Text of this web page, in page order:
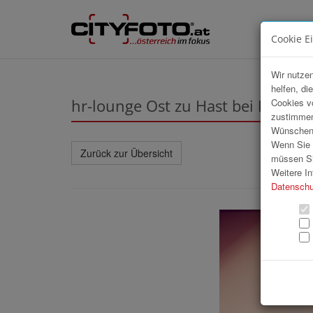
hr-lounge Ost zu Hast bei
Zurück zur Übersicht
Cookie
Wir
helfen,
Cookies
Wenn
müssen
Weitere